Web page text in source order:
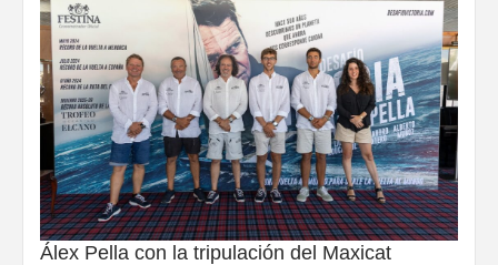
Álex Pella con la tripulación del Maxicat